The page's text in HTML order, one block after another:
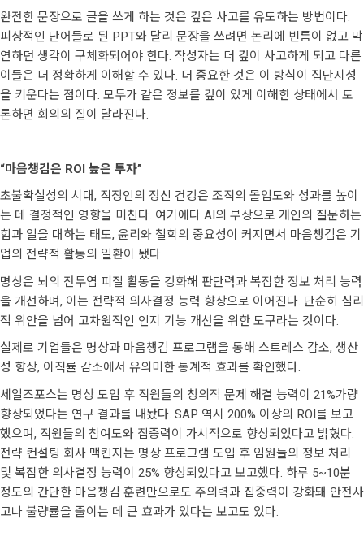
완전한 문장으로 글을 쓰게 하는 것은 깊은 사고를 유도하는 방법이다.
피상적인 단어들로 된 PPT와 달리 문장을 쓰려면 논리에 빈틈이 없고 막
연하던 생각이 구체화되어야 한다. 작성자는 더 깊이 사고하게 되고 다른
이들은 더 정확하게 이해할 수 있다. 더 중요한 것은 이 방식이 집단지성
을 키운다는 점이다. 모두가 같은 정보를 깊이 있게 이해한 상태에서 토
론하면 회의의 질이 달라진다.
“마음챙김은 ROI 높은 투자”
초불확실성의 시대, 직장인의 정신 건강은 조직의 몰입도와 성과를 높이
는 데 결정적인 영향을 미친다. 여기에다 AI의 부상으로 개인의 질문하는
힘과 일을 대하는 태도, 윤리와 철학의 중요성이 커지면서 마음챙김은 기
업의 전략적 활동의 일환이 됐다.
명상은 뇌의 전두엽 피질 활동을 강화해 판단력과 복잡한 정보 처리 능력
을 개선하며, 이는 전략적 의사결정 능력 향상으로 이어진다. 단순히 심리
적 위안을 넘어 고차원적인 인지 기능 개선을 위한 도구라는 것이다.
실제로 기업들은 명상과 마음챙김 프로그램을 통해 스트레스 감소, 생산
성 향상, 이직률 감소에서 유의미한 통계적 효과를 확인했다.
세일즈포스는 명상 도입 후 직원들의 창의적 문제 해결 능력이 21%가량
향상되었다는 연구 결과를 내놨다. SAP 역시 200% 이상의 ROI를 보고
했으며, 직원들의 참여도와 집중력이 가시적으로 향상되었다고 밝혔다.
전략 컨설팅 회사 맥킨지는 명상 프로그램 도입 후 임원들의 정보 처리
및 복잡한 의사결정 능력이 25% 향상되었다고 보고했다. 하루 5~10분
정도의 간단한 마음챙김 훈련만으로도 주의력과 집중력이 강화돼 안전사
고나 불량률을 줄이는 데 큰 효과가 있다는 보고도 있다.